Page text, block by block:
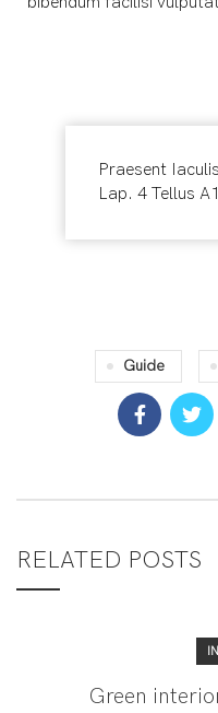
Praesent
Lap. 4 Tellus
Guide
RELATED POSTS
Green